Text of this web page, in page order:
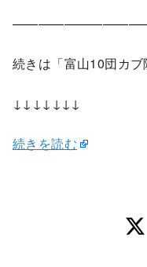
続きは「富山10団カブ
↓↓↓↓↓↓↓
続きを読む